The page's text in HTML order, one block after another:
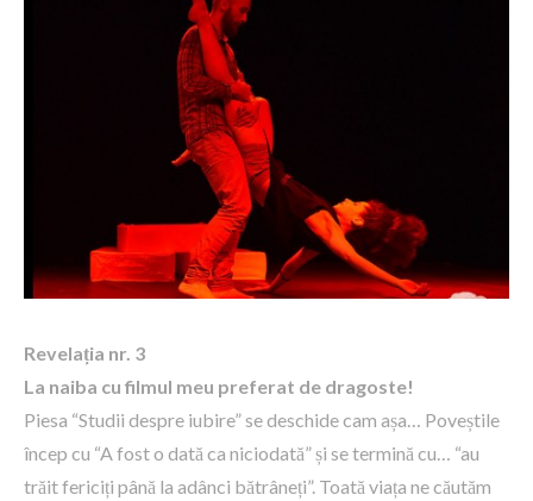
Revelația nr. 3
La naiba cu filmul meu preferat de dragoste!
Piesa “Studii despre iubire” se deschide cam așa… Poveștile
încep cu “A fost o dată ca niciodată” și se termină cu… “au
trăit fericiți până la adânci bătrâneți”. Toată viața ne căutăm